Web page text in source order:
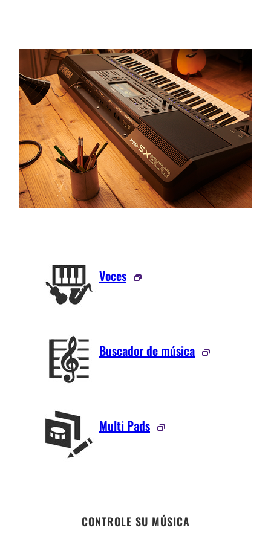
Voces
Buscador de música
Multi Pads
CONTROLE SU MÚSICA